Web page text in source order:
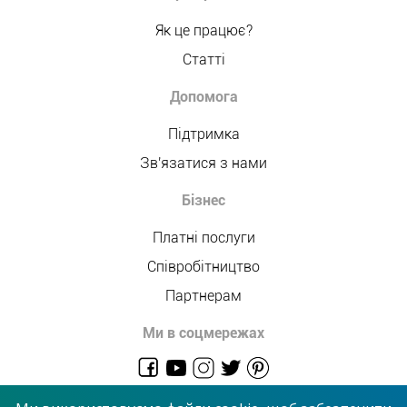
Як це працює?
Статті
Допомога
Підтримка
Зв'язатися з нами
Бізнес
Платні послуги
Співробітництво
Партнерам
Ми в соцмережах